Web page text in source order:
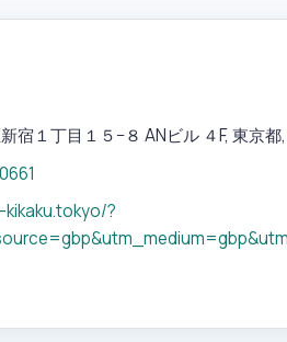
宿１丁目１５−８ ANビル ４F, 東京
?